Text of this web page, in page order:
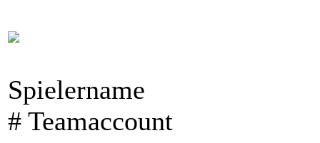
Spielername
# Teamaccount